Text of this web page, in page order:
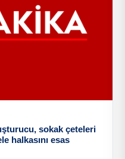
sokak çeteleri
halkasını esas